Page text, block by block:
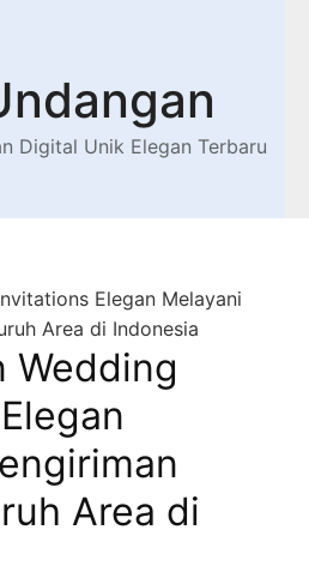
Digital Unik Elegan Terbaru
Elegan Melayani
Area di Indonesia
Wedding
Area di